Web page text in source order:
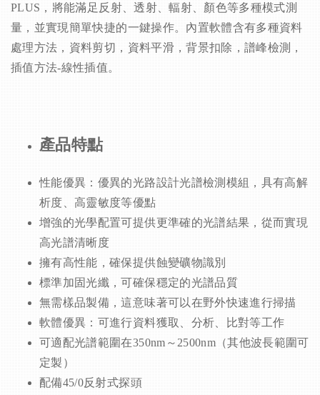
PLUS，將能滿足反射、透射、輻射、顏色等多種模式測
量，並實現簡單快捷的一鍵操作。內置軟體含有多種資料
處理方法，資料剪切，資料平滑，背景扣除，譜峰檢測，
插值方法-線性插值。
產品特點
性能優異：優異的光路設計光譜檢測模組，具有高解
析度、高靈敏度等優點
增強的光學配置可提供更準確的光譜結果，從而實現
高光譜清晰度
擁有高性能，確保提供蝕變礦物識別
標準加固光纖，可確保穩定的光譜品質
無需樣品製備，這意味著可以在野外快速進行掃描
軟體優異：可進行資料獲取、分析、比對等工作
可適配光譜範圍在350nm～2500nm（其他波長範圍可
定製）
配備45/0反射式探頭